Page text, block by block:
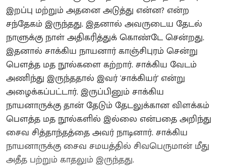
இறப்பு மற்றும் அதனை அடுத்து என்ன? என்ற
சந்தேகம் இருந்தது. இதனால் அவருடைய தேடல்
நாளுக்கு நாள் அதிகரித்துக் கொண்டே சென்றது.
இதனால் சாக்கிய நாயனார் காஞ்சிபுரம் சென்று
பௌத்த மத நூல்களை கற்றார். சாக்கிய வேடம்
அணிந்து இருந்ததால் இவர் 'சாக்கியர்' என்று
அழைக்கப்பட்டார். இருப்பினும் சாக்கிய
நாயனாருக்கு தான் தேடும் தேடலுக்கான விளக்கம்
பௌத்த மத நூல்களில் இல்லை என்பதை அறிந்து
சைவ சித்தாந்தத்தை அவர் நாடினார். சாக்கிய
நாயனாருக்கு சைவ சமயத்தில் சிவபெருமான் மீது
அதீத பற்றும் காதலும் இருந்தது.